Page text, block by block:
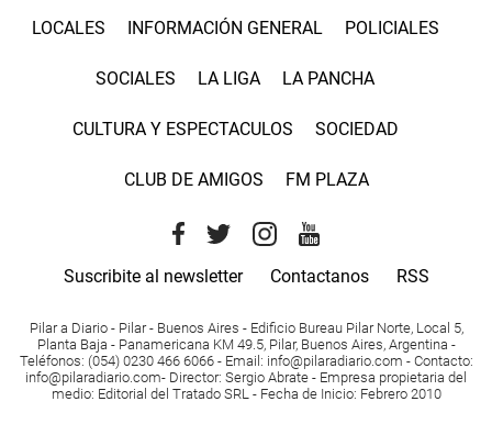
LOCALES INFORMACIÓN GENERAL POLICIALES
SOCIALES LA LIGA LA PANCHA
CULTURA Y ESPECTACULOS SOCIEDAD
CLUB DE AMIGOS FM PLAZA
Suscribite al newsletter Contactanos RSS
Pilar a Diario - Pilar - Buenos Aires - Edificio Bureau Pilar Norte, Local 5,
Planta Baja - Panamericana KM 49.5, Pilar, Buenos Aires, Argentina -
Teléfonos: (054) 0230 466 6066 - Email: info@pilaradiario.com - Contacto:
info@pilaradiario.com- Director: Sergio Abrate - Empresa propietaria del
medio: Editorial del Tratado SRL - Fecha de Inicio: Febrero 2010